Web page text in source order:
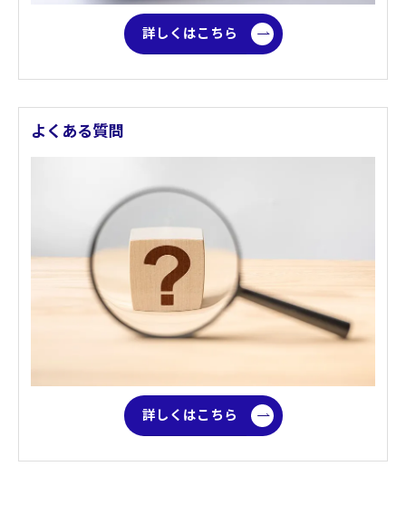
詳しくはこちら
よくある質問
詳しくはこちら
お問い合わせはこちら